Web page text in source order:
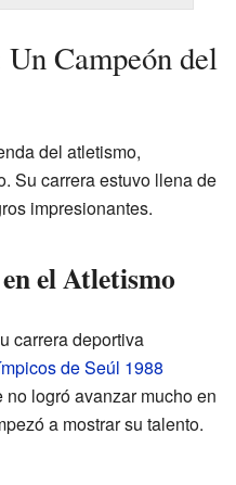
Campeón del
del atletismo,
Su carrera estuvo llena de
impresionantes.
el Atletismo
carrera deportiva
de Seúl 1988
logró avanzar mucho en
a mostrar su talento.